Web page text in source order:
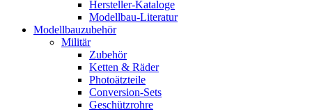
Hersteller-Kataloge
Modellbau-Literatur
Modellbauzubehör
Militär
Zubehör
Ketten & Räder
Photoätzteile
Conversion-Sets
Geschützrohre